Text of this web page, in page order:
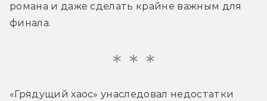
романа и даже сделать крайне важным для
финала.
«Грядущий хаос» унаследовал недостатки